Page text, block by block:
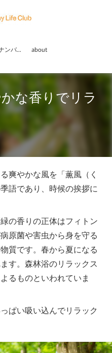
Lifeバックナンバー about
な香りでリラ
爽やかな風を「薫風（く
語であり、時候の挨拶に
の香りの正体はフィトン
原菌や害虫から身を守る
質です。春から夏になる
す。森林浴のリラックス
るものといわれていま
ぱい吸い込んでリラック